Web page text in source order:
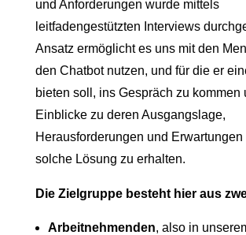
und Anforderungen wurde mittels
leitfadengestützten Interviews
Ansatz ermöglicht es uns mit den
den Chatbot nutzen, und für die er
bieten soll, ins Gespräch zu kommen
Einblicke zu deren Ausgangslage,
Herausforderungen und
solche Lösung zu erhalten.
Die Zielgruppe besteht hier aus
Arbeitnehmenden, also in